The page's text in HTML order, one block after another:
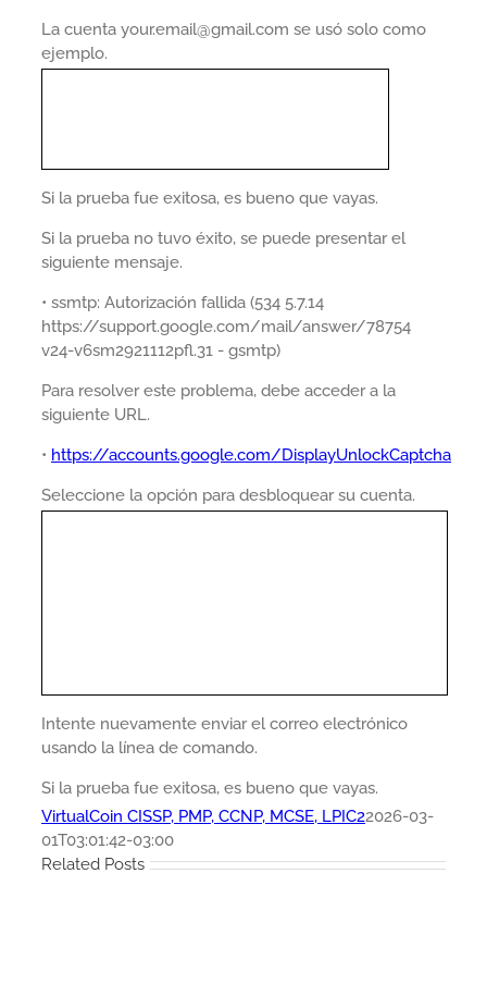
La cuenta your.email@gmail.com se usó solo como
ejemplo.
Si la prueba fue exitosa, es bueno que vayas.
Si la prueba no tuvo éxito, se puede presentar el
siguiente mensaje.
• ssmtp: Autorización fallida (534 5.7.14
https://support.google.com/mail/answer/78754
v24-v6sm2921112pfl.31 - gsmtp)
Para resolver este problema, debe acceder a la
siguiente URL.
• https://accounts.google.com/DisplayUnlockCaptcha
Seleccione la opción para desbloquear su cuenta.
Intente nuevamente enviar el correo electrónico
usando la línea de comando.
Si la prueba fue exitosa, es bueno que vayas.
VirtualCoin CISSP, PMP, CCNP, MCSE, LPIC22026-03-
01T03:01:42-03:00
Related Posts